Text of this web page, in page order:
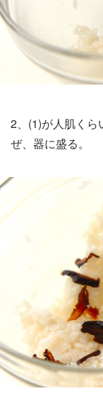
2、(1)が人肌く
ぜ、器に盛る。